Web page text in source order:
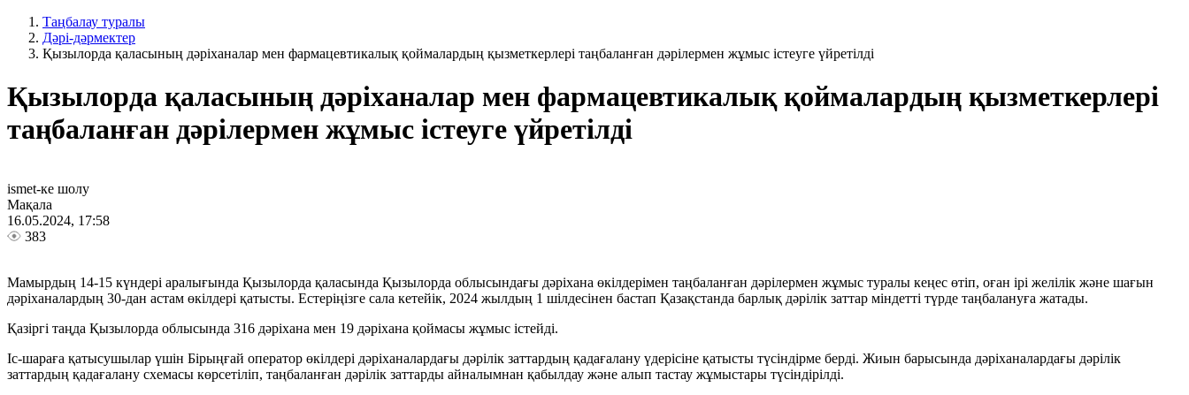
Таңбалау туралы
Дәрі-дәрмектер
Қызылорда қаласының дәріханалар мен фармацевтикалық қоймалардың қызметкерлері таңбаланған дәрілермен жұмыс істеуге үйретілді
Қызылорда қаласының дәріханалар мен фармацевтикалық қоймалардың қызметкерлері
таңбаланған дәрілермен жұмыс істеуге үйретілді
ismet-ке шолу
Мақала
16.05.2024, 17:58
383
Мамырдың 14-15 күндері аралығында Қызылорда қаласында Қызылорда облысындағы дәріхана өкілдерімен таңбаланған дәрілермен жұмыс туралы кеңес өтіп, оған ірі желілік және шағын
дәріханалардың 30-дан астам өкілдері қатысты. Естеріңізге сала кетейік, 2024 жылдың 1 шілдесінен бастап Қазақстанда барлық дәрілік заттар міндетті түрде таңбалануға жатады.
Қазіргі таңда Қызылорда облысында 316 дәріхана мен 19 дәріхана қоймасы жұмыс істейді.
Іс-шараға қатысушылар үшін Бірыңғай оператор өкілдері дәріханалардағы дәрілік заттардың қадағалану үдерісіне қатысты түсіндірме берді. Жиын барысында дәріханалардағы дәрілік
заттардың қадағалану схемасы көрсетіліп, таңбаланған дәрілік заттарды айналымнан қабылдау және алып тастау жұмыстары түсіндірілді.